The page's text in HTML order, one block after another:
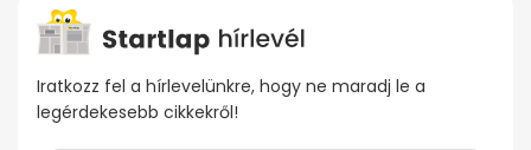
Iratkozz fel a hírlevelünkre, hogy ne maradj le a
legérdekesebb cikkekről!